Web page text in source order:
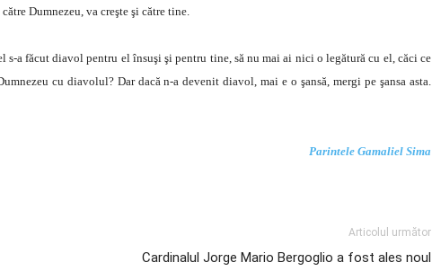
Dumnezeu, va creşte şi către tine.
s-a făcut diavol pentru el însuşi şi pentru tine, să nu mai ai nici o legătură cu el, căci ce
cu diavolul? Dar dacă n-a devenit diavol, mai e o şansă, mergi pe şansa asta.
Parintele Gamaliel Sima
Articolul următor
Cardinalul Jorge Mario Bergoglio a fost ales noul